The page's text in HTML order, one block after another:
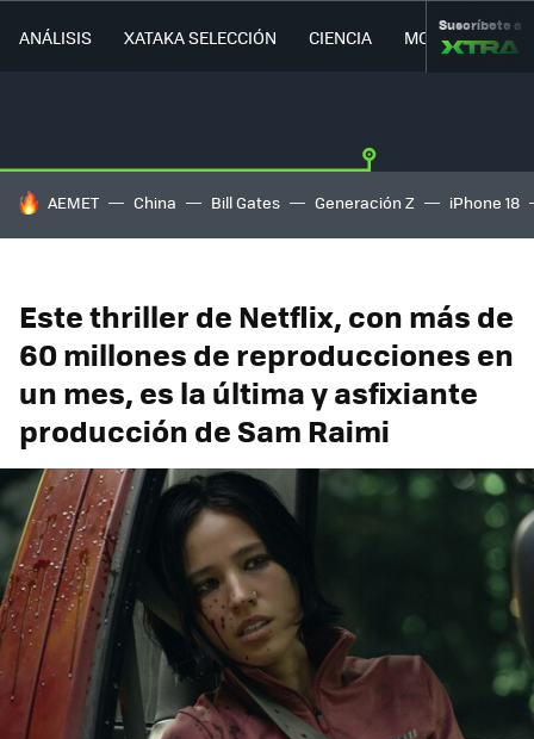
ANÁLISIS XATAKA SELECCIÓN CIENCIA MOVILIDAD
Suscríbete a
HOY SE HABLA DE
AEMET China Bill Gates Generación Z iPhone 18
Este thriller de Netflix, con más de
60 millones de reproducciones en
un mes, es la última y asfixiante
producción de Sam Raimi